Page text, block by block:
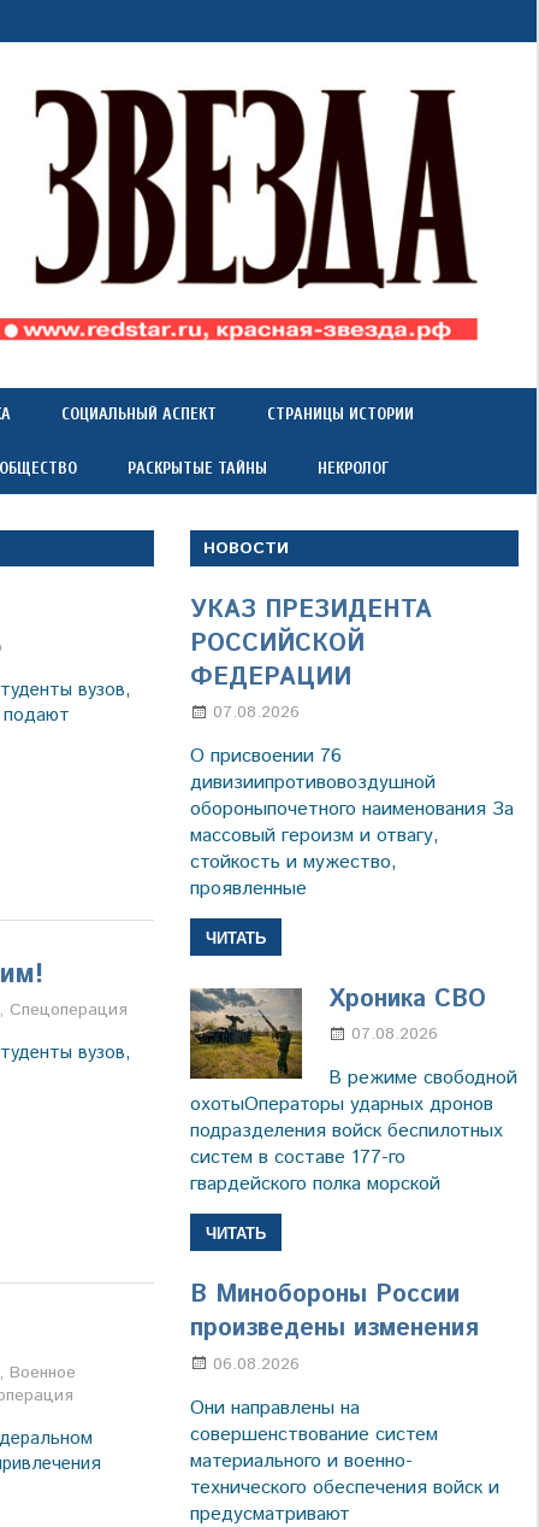
СОЦИАЛЬНЫЙ АСПЕКТ СТРАНИЦЫ ИСТОРИИ
РАСКРЫТЫЕ ТАЙНЫ НЕКРОЛОГ
вузов,
подают
, Спецоперация
вузов,
, Военное
НОВОСТИ
УКАЗ ПРЕЗИДЕНТА
РОССИЙСКОЙ
ФЕДЕРАЦИИ
07.08.2026
О присвоении 76
дивизиипротивовоздушной
обороныпочетного наименования За
массовый героизм и отвагу,
стойкость и мужество,
проявленные
ЧИТАТЬ
Хроника СВО
07.08.2026
В режиме свободной
охотыОператоры ударных дронов
подразделения войск беспилотных
систем в составе 177-го
гвардейского полка морской
ЧИТАТЬ
В Минобороны России
произведены изменения
06.08.2026
Они направлены на
совершенствование систем
материального и военно-
технического обеспечения войск и
предусматривают